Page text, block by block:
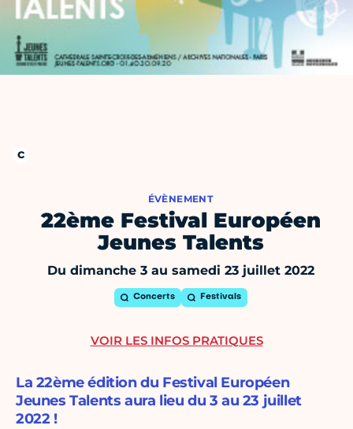
ÉVÈNEMENT
22ème Festival Européen
Jeunes Talents
Du dimanche 3 au samedi 23 juillet 2022
Concerts Festivals
La 22ème édition du Festival Européen
Jeunes Talents aura lieu du 3 au 23 juillet
2022 !
VOIR LES INFOS PRATIQUES